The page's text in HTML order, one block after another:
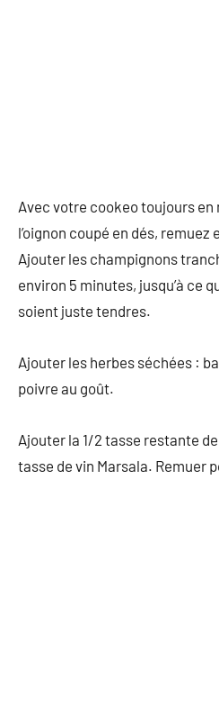
Avec votre cookeo toujours en
l’oignon coupé en dés,
Ajouter les champignons
environ 5 minutes, jusqu’à ce
soient juste tendres.
Ajouter les herbes séchées :
poivre au goût.
Ajouter la 1/2 tasse restante
tasse de vin Marsala. Remuer